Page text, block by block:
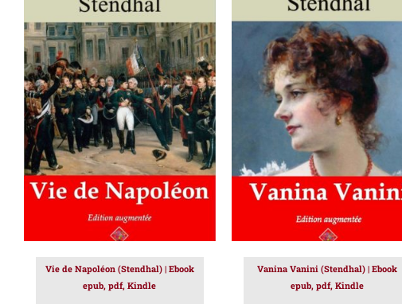
AJOUTER AU PANIER
/
DÉTAILS
Vie de Napoléon (Stendhal) | Ebook
epub, pdf, Kindle
AJOUTER AU PANIER
DÉTAILS
Vanina Vanini (Stendhal) | Ebook
epub, pdf, Kindle